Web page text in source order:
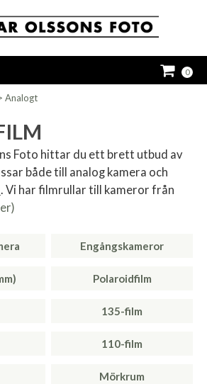
0
Analogt
Foto hittar du ett brett utbud av
både till analog kamera och
. Vi har filmrullar till kameror från
Engångskameror
Polaroidfilm
135-film
110-film
Mörkrum